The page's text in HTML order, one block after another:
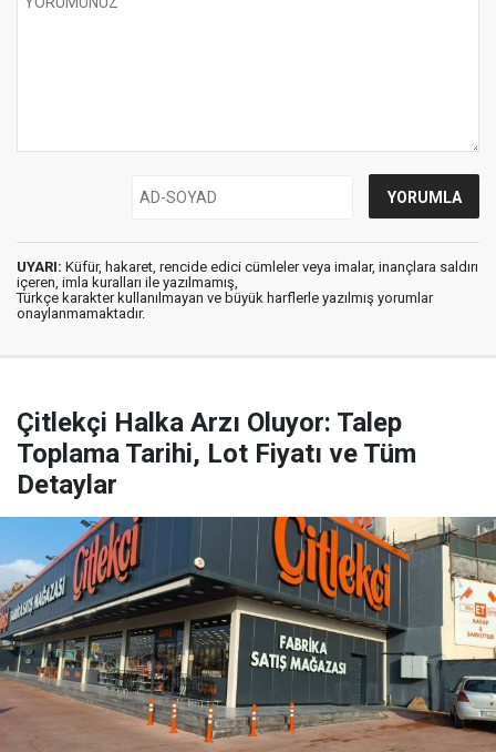
UYARI: Küfür, hakaret, rencide edici cümleler veya imalar, inançlara saldırı
içeren, imla kuralları ile yazılmamış,
Türkçe karakter kullanılmayan ve büyük harflerle yazılmış yorumlar
onaylanmamaktadır.
Çitlekçi Halka Arzı Oluyor: Talep
Toplama Tarihi, Lot Fiyatı ve Tüm
Detaylar